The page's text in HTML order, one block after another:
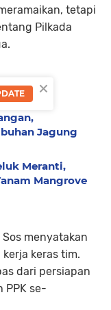
tetapi
Pilkada
Jagung
Meranti,
Mangrove
Sos menyatakan
keras tim.
dari persiapan
PPK se-
×